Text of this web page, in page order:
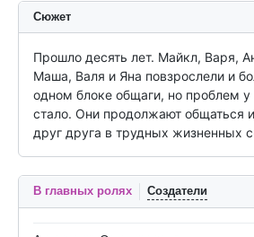
Сюжет
Прошло десять лет. Майкл, Варя,
Маша, Валя и Яна повзрослели и
одном блоке общаги, но проблем
стало. Они продолжают общаться
друг друга в трудных жизненных
В главных ролях Создатели